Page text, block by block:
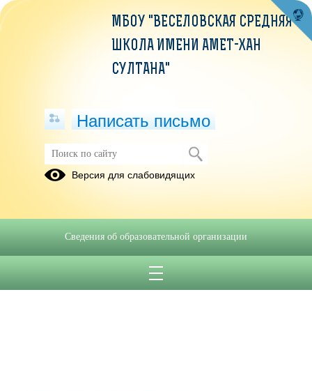
МБОУ "ВЕСЕЛОВСКАЯ СРЕДНЯЯ
ШКОЛА ИМЕНИ АМЕТ-ХАН
СУЛТАНА"
Написать письмо
Версия для слабовидящих
Сведения об образовательной организации